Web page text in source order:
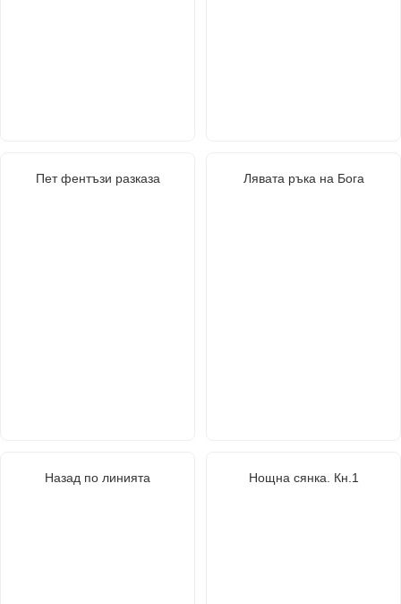
Пет фентъзи разказа Лявата ръка на Бога
Назад по линията Нощна сянка. Кн.1